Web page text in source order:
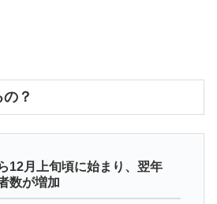
？
12月上旬頃に始まり、翌年
数が増加